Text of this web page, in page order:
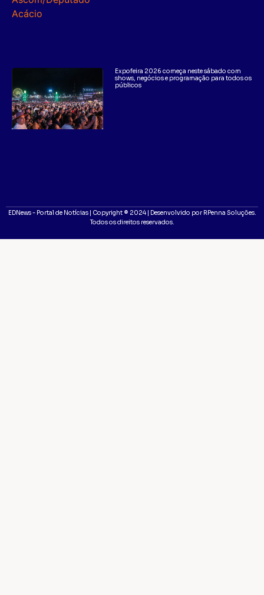
Expofeira 2026 começa neste sábado com
shows, negócios e programação para todos os
públicos
EDNews - Portal de Notícias | Copyright ® 2024 | Desenvolvido por RPenna Soluções.
Todos os direitos reservados.